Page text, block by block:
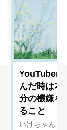
YouTuber
んだ時は
分の機嫌を
ること
いけちゃん（